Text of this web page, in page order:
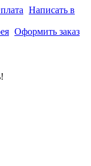
Написать в
Оформить заказ